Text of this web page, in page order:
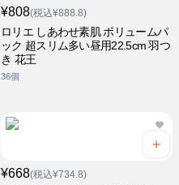
¥808(税込¥888.8)
ロリエ しあわせ素肌 ボリュームパ
ック 超スリム多い昼用22.5cm 羽つ
き 花王
36個
¥668(税込¥734.8)